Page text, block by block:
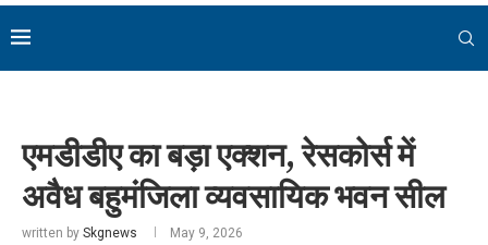
एमडीडीए का बड़ा एक्शन, रेसकोर्स में
अवैध बहुमंजिला व्यवसायिक भवन सील
written by Skgnews May 9, 2026